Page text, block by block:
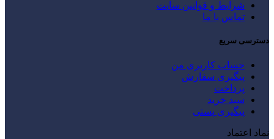
شرایط و قوانین سایت
تماس با ما
دسترسی سریع
حساب کاربری من
پیگیری سفارش
پرداخت
سبد خرید
پیگیری پستی
نماد اعتماد